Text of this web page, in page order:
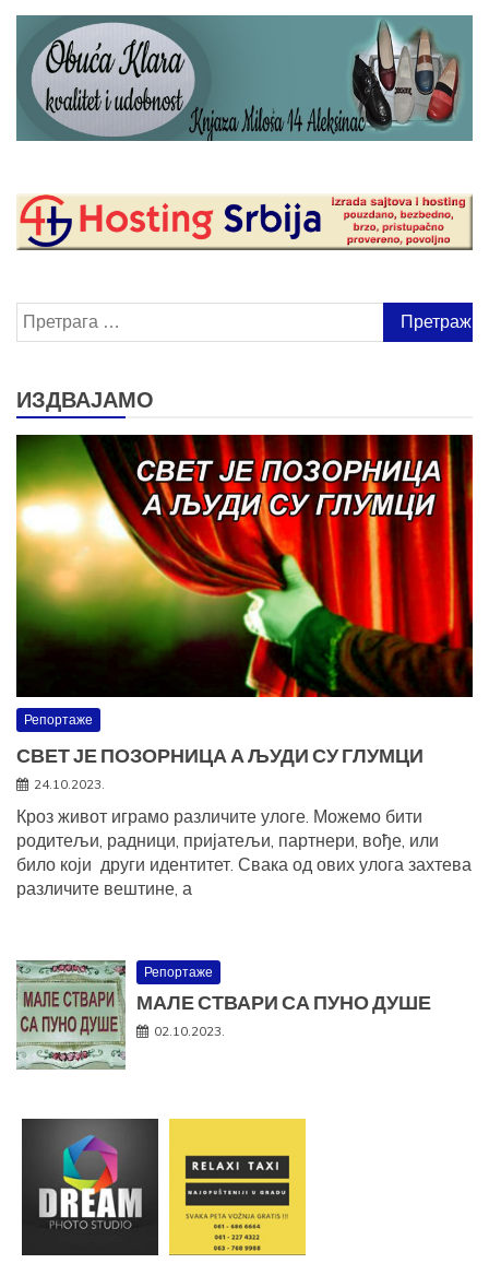
Претрага
за:
ИЗДВАЈАМО
Репортаже
СВЕТ ЈЕ ПОЗОРНИЦА А ЉУДИ СУ ГЛУМЦИ
24.10.2023.
Кроз живот играмо различите улоге. Можемо бити
родитељи, радници, пријатељи, партнери, вође, или
било који други идентитет. Свака од ових улога захтева
различите вештине, а
Репортаже
МАЛЕ СТВАРИ СА ПУНО ДУШЕ
02.10.2023.